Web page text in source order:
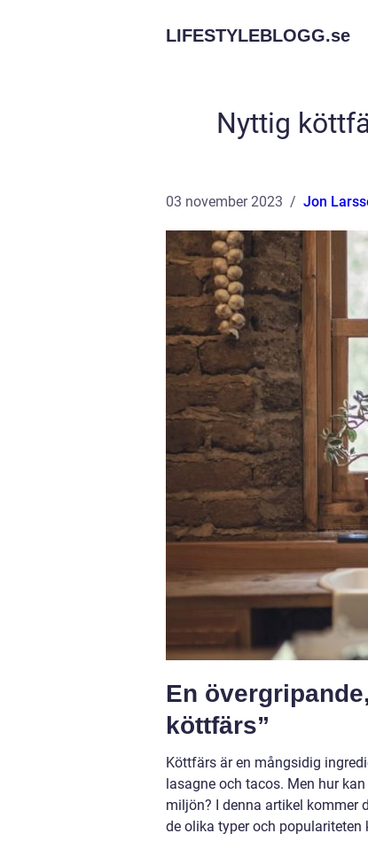
LIFESTYLEBLOGG.se
Nyttig
03 november 2023 Jon
En
köttfärs”
Köttfärs är en mångsidig
lasagne och tacos. Men hur
miljön? I denna artikel kommer
de olika typer och populariteten